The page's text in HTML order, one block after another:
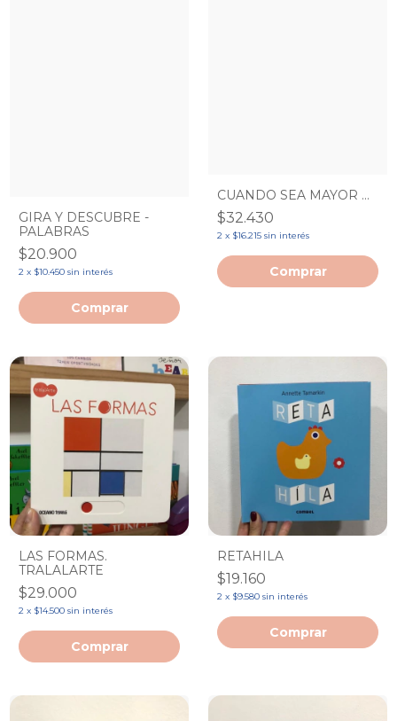
GIRA Y DESCUBRE -
PALABRAS
$20.900
2 x $10.450 sin interés
CUANDO SEA MAYOR ...
$32.430
2 x $16.215 sin interés
LAS FORMAS.
TRALALARTE
$29.000
2 x $14.500 sin interés
RETAHILA
$19.160
2 x $9.580 sin interés